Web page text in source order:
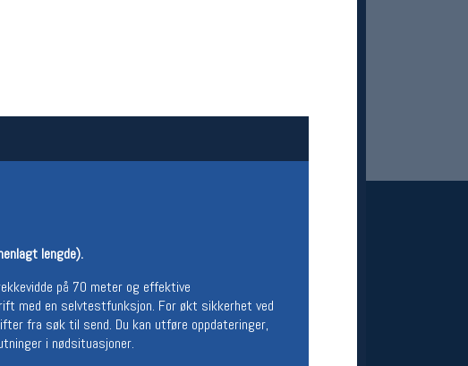
lengde).
på 70 meter og effektive
med en selvtestfunksjon. For økt sikkerhet ved
fra søk til send. Du kan utføre oppdateringer,
i nødsituasjoner.
Team Oslo Sportslager
Magasinet
Medlemstilbud og aktiviteter
MELD DEG INN GRATIS